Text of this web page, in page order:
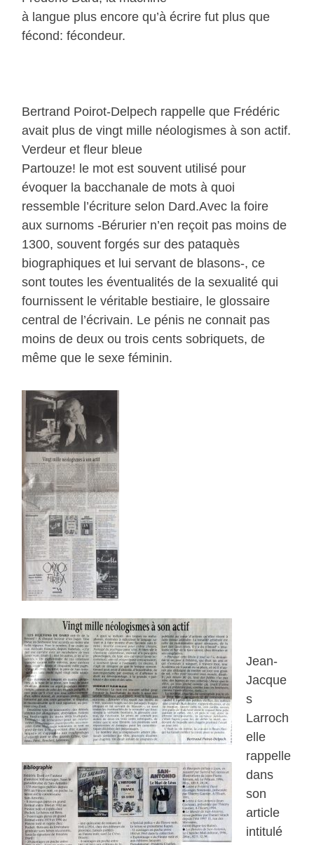
à langue plus encore qu’à écrire fut plus que
fécond: fécondeur.
Bertrand Poirot-Delpech rappelle que Frédéric
avait plus de vingt mille néologismes à son actif.
Verdeur et fleur bleue
Partouze! le mot est souvent utilisé pour
évoquer la bacchanale de mots à quoi
ressemble l’écriture selon Dard.Avec la foire
aux surnoms -Bérurier n’en reçoit pas moins de
1300, souvent forgés sur des pataquès
biographiques et lui servant de blasons-, ce
sont toutes les éventualités de la sexualité qui
fournissent le véritable bestiaire, le glossaire
central de l’écrivain. Le pénis ne connait pas
moins de deux ou trois cents sobriquets, de
même que le sexe féminin.
Jean-
Jacque
s
Larroch
elle
rappelle
dans
son
article
intitulé